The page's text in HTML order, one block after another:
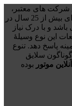
شرکت های معتبر،
S.M.B، سپیگان، همتاز و فلات با تجربه ای بیش از 25 سال در
و با درک نیاز
این نوع وسیلۀ
پاسخ دهد. تنوع
سلایق
موتور بوده